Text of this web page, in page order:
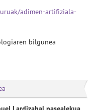
adimen-artifiziala-
bilgunea